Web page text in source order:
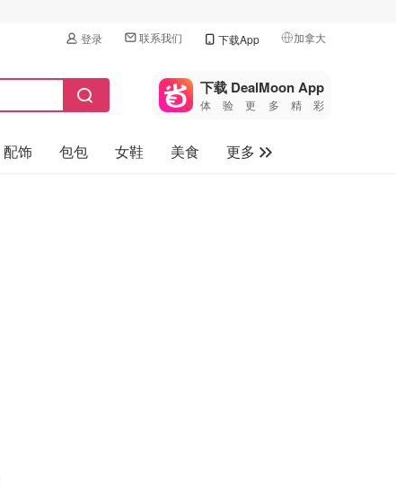
登录 联系我们 下载App 加拿大
🇺🇸
美国
🇨🇳中国
🇨🇦加拿大
下载 DealMoon App
体验更多精彩
配饰 包包 女鞋 美食
更多